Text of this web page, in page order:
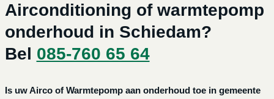
Airconditioning of warmtepomp
onderhoud in Schiedam?
Bel 085-760 65 64
Is uw Airco of Warmtepomp aan onderhoud toe in gemeente